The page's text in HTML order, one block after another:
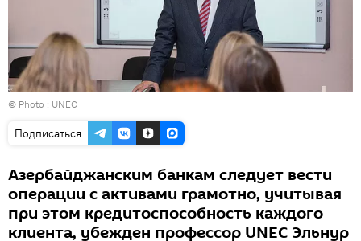
© Photo : UNEC
Подписаться
Азербайджанским банкам следует вести
операции с активами грамотно, учитывая
при этом кредитоспособность каждого
клиента, убежден профессор UNEC Эльнур